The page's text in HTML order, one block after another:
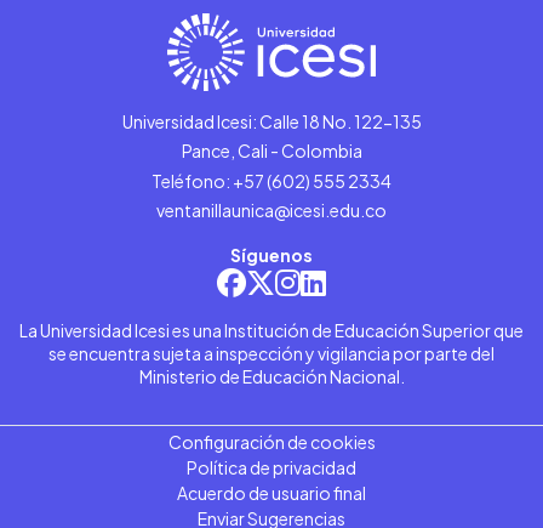
Universidad Icesi: Calle 18 No. 122-135
Pance, Cali - Colombia
Teléfono: +57 (602) 555 2334
ventanillaunica@icesi.edu.co
Síguenos
La Universidad Icesi es una Institución de Educación Superior que
se encuentra sujeta a inspección y vigilancia por parte del
Ministerio de Educación Nacional.
Configuración de cookies
Política de privacidad
Acuerdo de usuario final
Enviar Sugerencias